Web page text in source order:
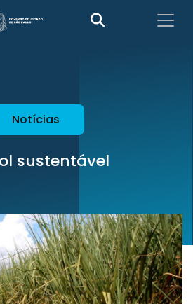
Notícias
sustentável